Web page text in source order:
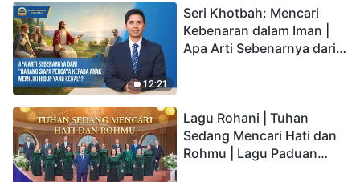
12:21
Seri Khotbah: Mencari
Kebenaran dalam Iman |
Apa Arti Sebenarnya dari
Lagu Rohani | Tuhan
Sedang Mencari Hati dan
Rohmu | Lagu Paduan